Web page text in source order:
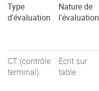
Type
d'évaluation
Nature de
l'évaluation
CT (contrôle
terminal)
Ecrit sur
table